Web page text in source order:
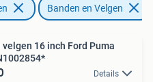
Banden en Velgen
16 inch Ford Puma
Details